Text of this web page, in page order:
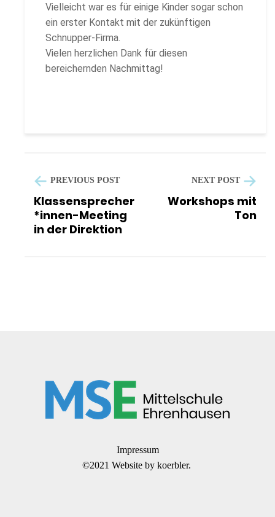
Vielleicht war es für einige Kinder sogar schon
ein erster Kontakt mit der zukünftigen
Schnupper-Firma.
Vielen herzlichen Dank für diesen
bereichernden Nachmittag!
PREVIOUS POST
Klassensprecher
*innen-Meeting
in der Direktion
NEXT POST
Workshops mit
Ton
Impressum
©2021 Website by koerbler.